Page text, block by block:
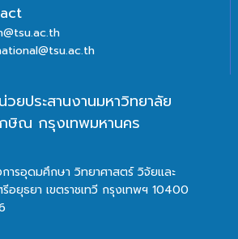
วยประสานงานมหาวิทยาลัย
ษิณ กรุงเทพมหานคร
ารอุดมศึกษา วิทยาศาสตร์ วิจัยและ
อยุธยา เขตราชเทวี กรุงเทพฯ 10400